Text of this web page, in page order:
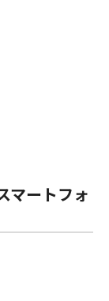
マートフォ